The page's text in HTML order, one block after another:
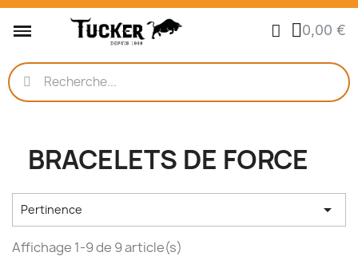
0,00 €
BRACELETS DE FORCE
Pertinence 
Affichage 1-9 de 9 article(s)